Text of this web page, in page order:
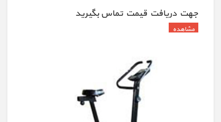
جهت دريافت قيمت تماس بگيريد